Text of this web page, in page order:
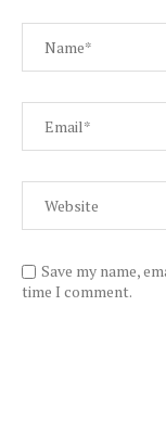
Save my name,
time I comment.